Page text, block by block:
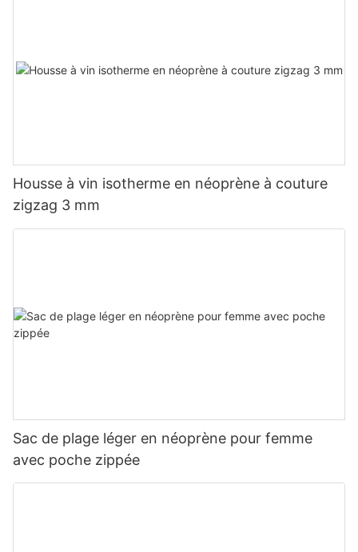
Housse à vin isotherme en néoprène à couture
zigzag 3 mm
Sac de plage léger en néoprène pour femme
avec poche zippée